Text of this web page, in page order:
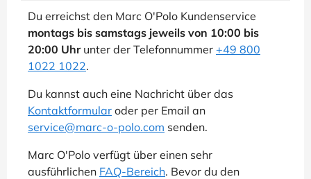
Du erreichst den Marc O'Polo Kundenservice
montags bis samstags jeweils von 10:00 bis
20:00 Uhrunter der Telefonnummer +49 800
1022 1022.
Du kannst auch eine Nachricht über das
Kontaktformular oder per Email an
service@marc-o-polo.com senden.
Marc O'Polo verfügt über einen sehr
ausführlichen FAQ-Bereich. Bevor du den